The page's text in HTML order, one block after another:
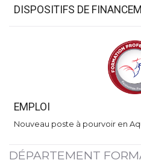
DISPOSITIFS DE
EMPLOI
Nouveau poste à pourvoir en
DÉPARTEMENT